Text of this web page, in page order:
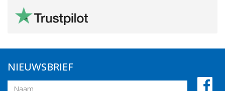
NIEUWSBRIEF
Naam